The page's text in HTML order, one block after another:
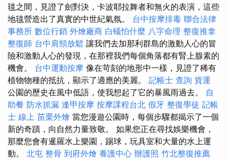
毯之間，見證了劍對決，卡波耶拉舞者和無火的表演，這些
地毯營造出了真實的中世紀氣氛。 台中按摩排毒 聯合法律
事務所 數位行銷 外燴廠商 白蟻怕什麼 八字命理 整復推拿
整復師 台中肩頸放鬆 讓我們去加那利群島的激動人心的冒
險和激動人心的發現，在那裡我們每個角落都有腎上腺素的
機會。 台中運動按摩 像在苛刻的地形中一樣，見證了稀有
植物物種的抵抗，顯示了適應的美麗。 記帳士 查詢 貨運
公園的歷史在風中低語，使我想起了它的暴風雨過去。 自
助餐 防水抓漏 逢甲按摩 按摩課程台北 假牙 整復學徒 記帳
士 線上 苗栗外燴 當您漫遊公園時，每個步驟都揭示了一個
新的奇蹟，向自然力量致敬。 如果您正在尋找娛樂機會，
那麼您會有暹羅水上樂園，踢球，玩具室和大量的水上運
動。 北屯 整骨 到府外燴 養護中心 辦護照 竹北整復推薦